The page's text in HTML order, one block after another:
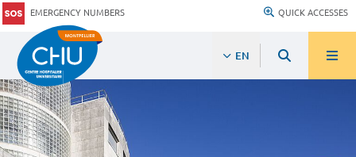
EMERGENCY NUMBERS QUICK ACCESSES
EN